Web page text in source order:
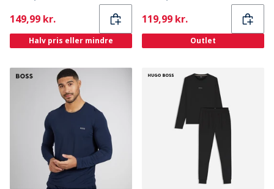
Current
149,99 kr.
Halv pris eller mindre
Current
119,99 kr.
Outlet